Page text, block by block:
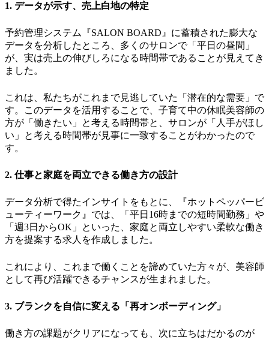
1. データが示す、売上白地の特定
予約管理システム『SALON BOARD』に蓄積された膨大な
データを分析したところ、多くのサロンで「平日の昼間」
が、実は売上の伸びしろになる時間帯であることが見えてき
ました。
これは、私たちがこれまで見逃していた「潜在的な需要」で
す。このデータを活用することで、子育て中の休眠美容師の
方が「働きたい」と考える時間帯と、サロンが「人手がほし
い」と考える時間帯が見事に一致することがわかったので
す。
2. 仕事と家庭を両立できる働き方の設計
データ分析で得たインサイトをもとに、『ホットペッパービ
ューティーワーク』では、「平日16時までの短時間勤務」や
「週3日からOK」といった、家庭と両立しやすい柔軟な働き
方を提案する求人を作成しました。
これにより、これまで働くことを諦めていた方々が、美容師
として再び活躍できるチャンスが生まれました。
3. ブランクを自信に変える「再オンボーディング」
働き方の課題がクリアになっても、次に立ちはだかるのが